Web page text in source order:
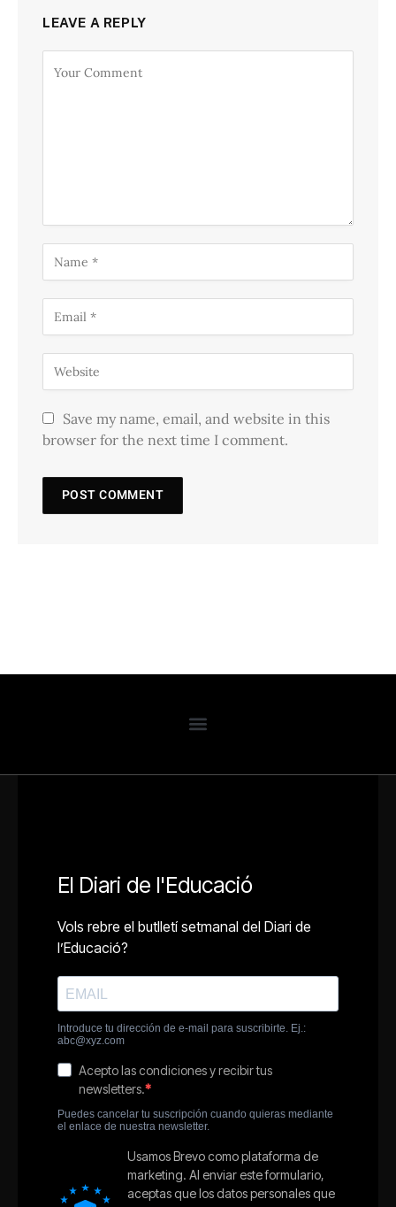
LEAVE A REPLY
Save my name, email, and website in this
browser for the next time I comment.